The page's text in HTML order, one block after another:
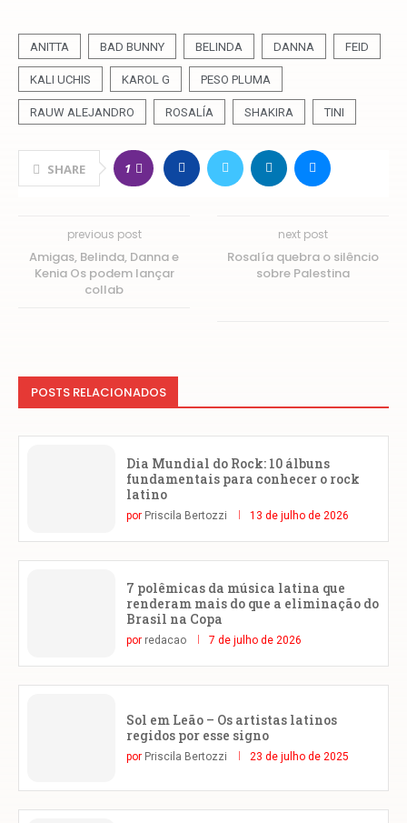
ANITTA BAD BUNNY BELINDA DANNA FEID
KALI UCHIS KAROL G PESO PLUMA
RAUW ALEJANDRO ROSALÍA SHAKIRA TINI
SHARE 1
previous post
Amigas, Belinda, Danna e
Kenia Os podem lançar
collab
next post
Rosalía quebra o silêncio
sobre Palestina
POSTS RELACIONADOS
Dia Mundial do Rock: 10 álbuns
fundamentais para conhecer o rock
latino
por Priscila Bertozzi 13 de julho de 2026
7 polêmicas da música latina que
renderam mais do que a eliminação do
Brasil na Copa
por redacao 7 de julho de 2026
Sol em Leão – Os artistas latinos
regidos por esse signo
por Priscila Bertozzi 23 de julho de 2025